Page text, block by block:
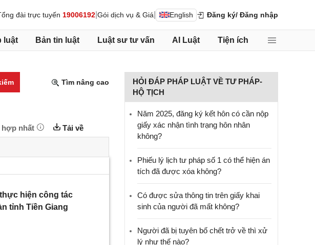
đài trực tuyến 19006192 Gói dịch vụ & Giá English Đăng ký/ Đăng nhập
luật Bản tin luật Luật sư tư vấn AI Luật Tiện ích
Tìm nâng cao
hợp nhất Tải về
hiện công tác
tỉnh Tiền Giang
HỎI ĐÁP PHÁP LUẬT VỀ TƯ PHÁP-
HỘ TỊCH
Năm 2025, đăng ký kết hôn có cần nộp
giấy xác nhận tình trạng hôn nhân
không?
Phiếu lý lịch tư pháp số 1 có thể hiện án
tích đã được xóa không?
Có được sửa thông tin trên giấy khai
sinh của người đã mất không?
Người đã bị tuyên bố chết trở về thì xử
lý như thế nào?